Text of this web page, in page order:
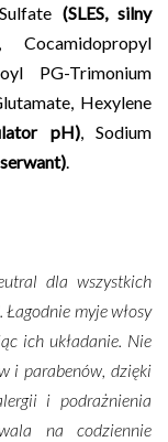
(SLES, silny
, Cocamidopropyl
PG-Trimonium
Hexylene
pH), Sodium
.
dla wszystkich
myje włosy
ich układanie. Nie
i parabenów, dzięki
i podrażnienia
na codziennie